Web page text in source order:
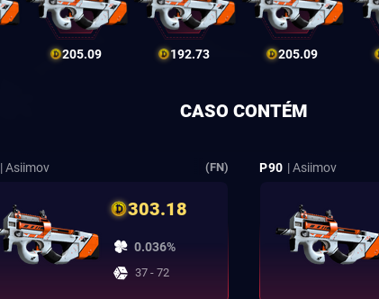
205.09 192.73 205.09
CASO CONTÉM
| Asiimov (FN)
303.18
0.036%
37 - 72
P90 | Asiimov